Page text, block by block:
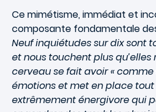
Ce mimétisme, immédiat et
composante fondamentale
Neuf inquiétudes sur dix sont
et nous touchent plus qu’elles
cerveau se fait avoir «
émotions et met en place
extrêmement énergivore qui